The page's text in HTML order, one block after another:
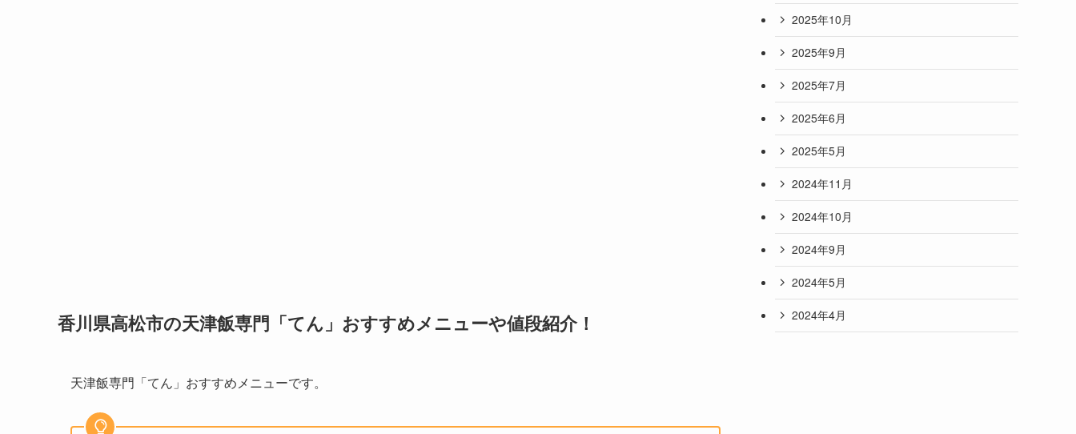
香川県高松市の天津飯専門「てん」おすすめメニューや値段紹介！
天津飯専門「てん」おすすめメニューです。
2025年10月
2025年9月
2025年7月
2025年6月
2025年5月
2024年11月
2024年10月
2024年9月
2024年5月
2024年4月